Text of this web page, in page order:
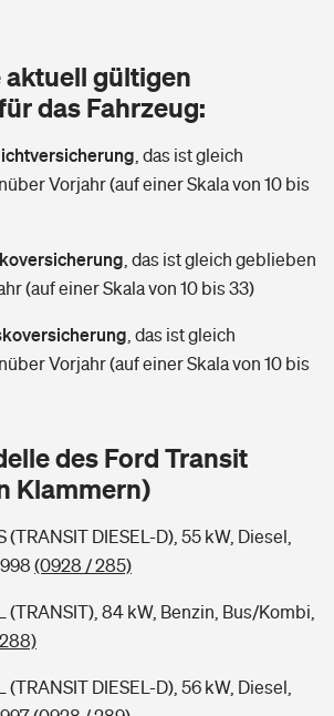
Jetzt Versicherer finden
Wie gefährdet ist Ihr Haus?
Jetzt Versicherer finden
viel Geld bekomme ich im Alter?
aktuell gültigen
das Fahrzeug:
das ist gleich
Vorjahr (auf einer Skala von 10 bis
das ist gleich geblieben
(auf einer Skala von 10 bis 33)
das ist gleich
Vorjahr (auf einer Skala von 10 bis
des Ford Transit
Klammern)
(TRANSIT DIESEL-D), 55 kW, Diesel,
(0928 / 285)
(TRANSIT), 84 kW, Benzin, Bus/Kombi,
(TRANSIT DIESEL-D), 56 kW, Diesel,